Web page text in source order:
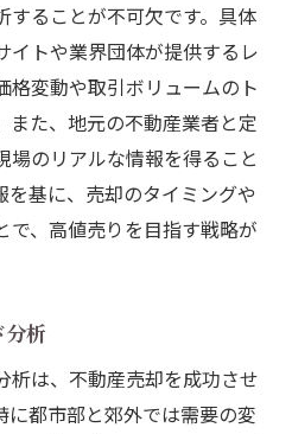
切な価格設定の必要性
た価格設定の基本
心理的価格帯の考慮
比較の方法
格の相違を理解する
進めるための準備
な戦略の重要性
活用したビジュアルマー
することが不可欠です。具体
イトや業界団体が提供するレ
格変動や取引ボリュームのト
また、地元の不動産業者と定
のリアルな情報を得ること
を基に、売却のタイミングや
で、高値売りを目指す戦略が
析
析は、不動産売却を成功させ
に都市部と郊外では需要の変